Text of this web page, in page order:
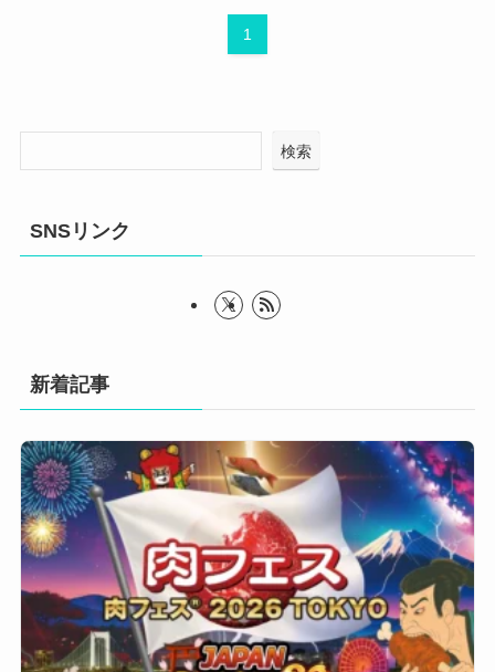
1
検索
SNSリンク
新着記事